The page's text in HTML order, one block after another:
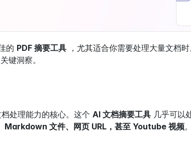
的 PDF 摘要工具 ，尤其适合你需要处理大量文档
键洞察。
处理能力的核心。这个 AI 文档摘要工具 几乎可以
Markdown 文件、网页 URL，甚至 Youtube 视频。